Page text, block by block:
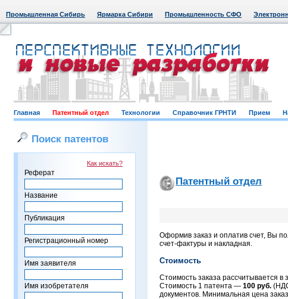
Промышленная Сибирь Ярмарка Сибири Промышленность СФО
Главная Патентный отдел Технологии Справочник ГРНТИ Прием
Поиск патентов
Как искать?
Реферат
Название
Публикация
Регистрационный номер
Имя заявителя
Имя изобретателя
Патентный отдел
Оформив заказ и оплатив счет, Вы
счет-фактуры и накладная.
Стоимость
Стоимость заказа рассчитывается в
Стоимость 1 патента — 100 руб.
документов. Минимальная цена